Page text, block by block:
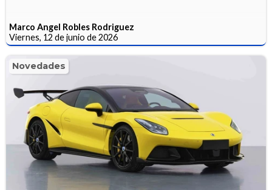
Marco Angel Robles Rodriguez
Viernes, 12 de junio de 2026
Novedades